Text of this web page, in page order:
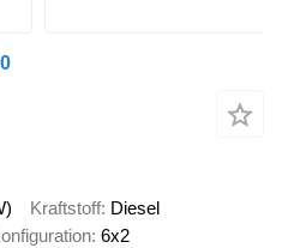
Kraftstoff Diesel
6x2